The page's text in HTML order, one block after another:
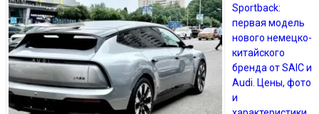
Sportback:
первая модель
нового немецко-
китайского
бренда от SAIC и
Audi. Цены, фото
и